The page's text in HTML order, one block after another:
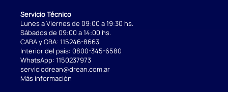
Servicio Técnico
Lunes a Viernes de 09:00 a 19:30 hs.
Sábados de 09:00 a 14:00 hs.
CABA y GBA: 115246-8663
Interior del país: 0800-345-6580
WhatsApp: 1150237973
serviciodrean@drean.com.ar
Más información